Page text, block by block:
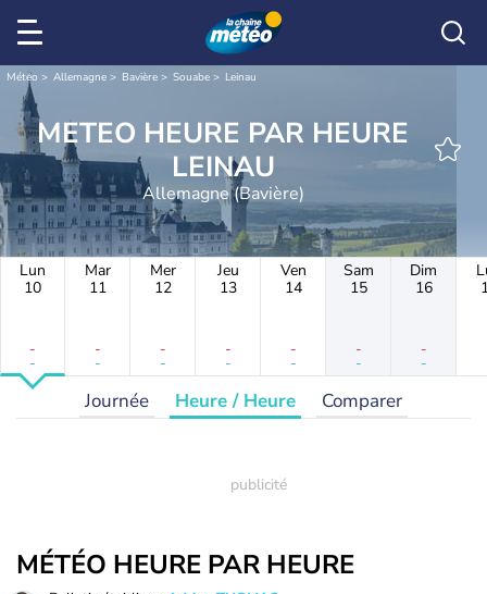
Météo Allemagne Bavière Souabe Leinau
METEO HEURE PAR HEURE
LEINAU
Allemagne (Bavière)
Lun
10
-
-
Mar
11
-
-
Mer
12
-
-
Jeu
13
-
-
Ven
14
-
-
Sam
15
-
-
Dim
16
-
-
Journée Heure / Heure Comparer
MÉTÉO HEURE PAR HEURE